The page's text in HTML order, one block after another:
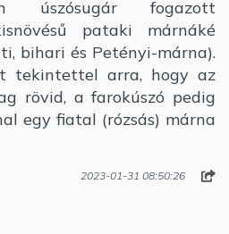
úszósugár fogazott
pataki márnáké
bihari és Petényi-márna).
tekintettel arra, hogy az
rövid, a farokúszó pedig
egy fiatal (rózsás) márna
2023-01-31 08:50:26